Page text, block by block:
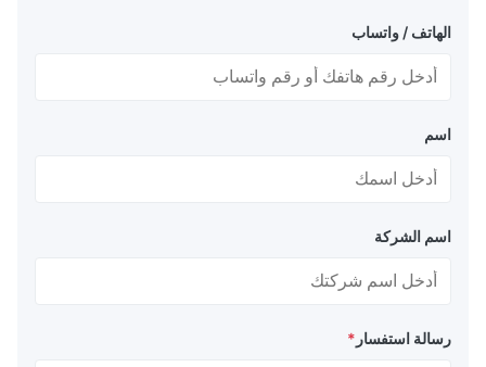
الهاتف / واتساب
اسم الشركة
رسالة استفسار*